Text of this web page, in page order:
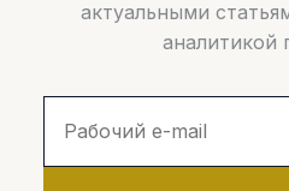
актуальными
аналитикой